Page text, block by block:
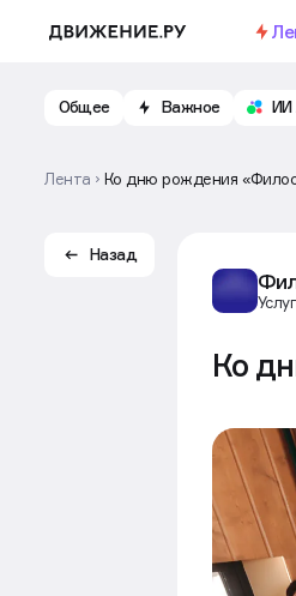
Общее Важное ИИ
Лента Ко дню рождения
Назад
Ко